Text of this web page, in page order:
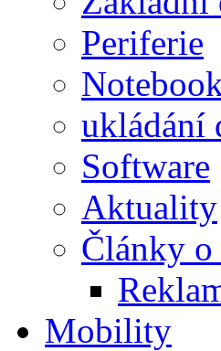
Periferie
ukládání
Software
Aktuality
Články o
Mobility